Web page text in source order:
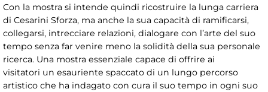
Con la mostra si intende quindi ricostruire la lunga carriera
di Cesarini Sforza, ma anche la sua capacità di ramificarsi,
collegarsi, intrecciare relazioni, dialogare con l’arte del suo
tempo senza far venire meno la solidità della sua personale
ricerca. Una mostra essenziale capace di offrire ai
visitatori un esauriente spaccato di un lungo percorso
artistico che ha indagato con cura il suo tempo in ogni suo